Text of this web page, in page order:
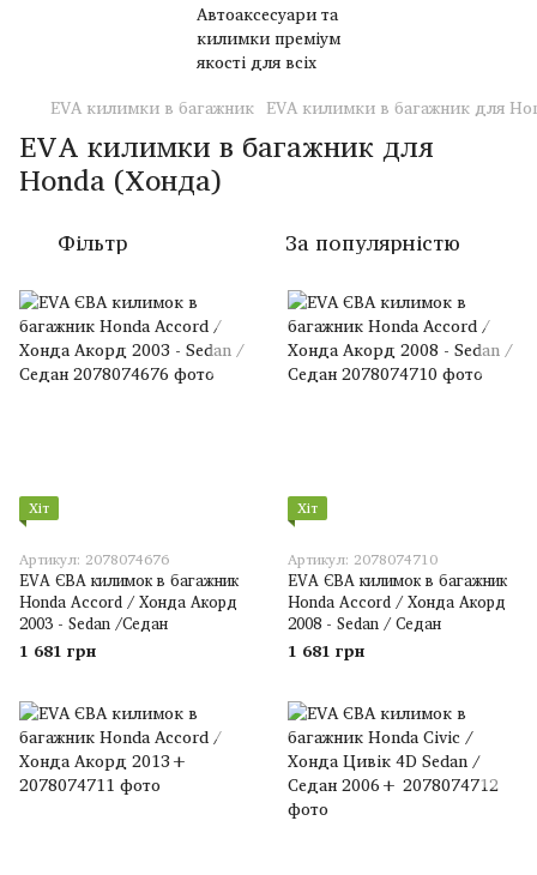
EVA килимки в багажник EVA килимки в багажник для
EVA килимки в багажник для
Honda (Хонда)
Фільтр За популярністю
Хіт
Артикул: 2078074676
EVA ЄВА килимок в багажник
Honda Accord / Хонда Акорд
2003 - Sedan /Седан
1 681 грн
Хіт
Артикул: 2078074710
EVA ЄВА килимок в багажник
Honda Accord / Хонда Акорд
2008 - Sedan / Седан
1 681 грн